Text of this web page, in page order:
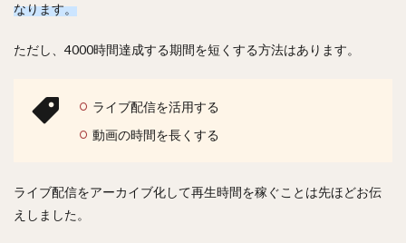
なります。
ただし、4000時間達成する期間を短くする方法はあります。
ライブ配信を活用する
動画の時間を長くする
ライブ配信をアーカイブ化して再生時間を稼ぐことは先ほどお伝
えしました。